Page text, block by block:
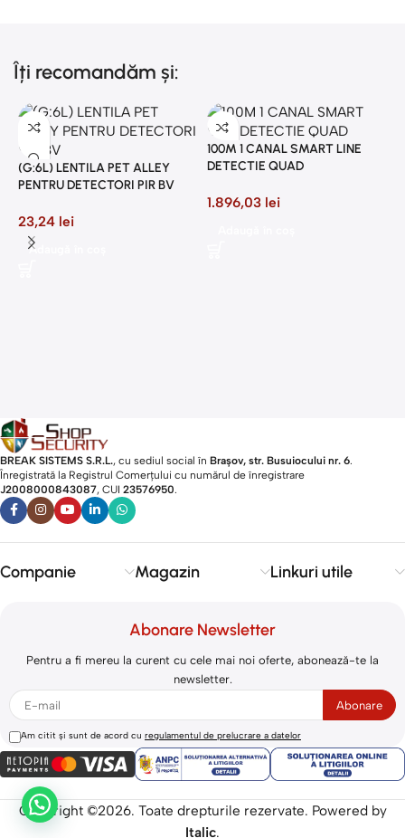
Îți recomandăm și:
(G:6L) LENTILA PET ALLEY
PENTRU DETECTORI PIR BV
23,24 lei
Adaugă în coș
100M 1 CANAL SMART LINE
DETECTIE QUAD
1.896,03 lei
BREAK SISTEMS S.R.L., cu sediul social în Brașov, str. Busuiocului nr. 6.
Înregistrată la Registrul Comerțului cu numărul de înregistrare
J2008000843087, CUI 23576950.​
Companie Magazin Linkuri utile
Abonare Newsletter
Pentru a fi mereu la curent cu cele mai noi oferte, abonează-te la
newsletter.
Am citit și sunt de acord cu regulamentul de prelucrare a datelor
Copyright ©2026. Toate drepturile rezervate. Powered by
Italic.